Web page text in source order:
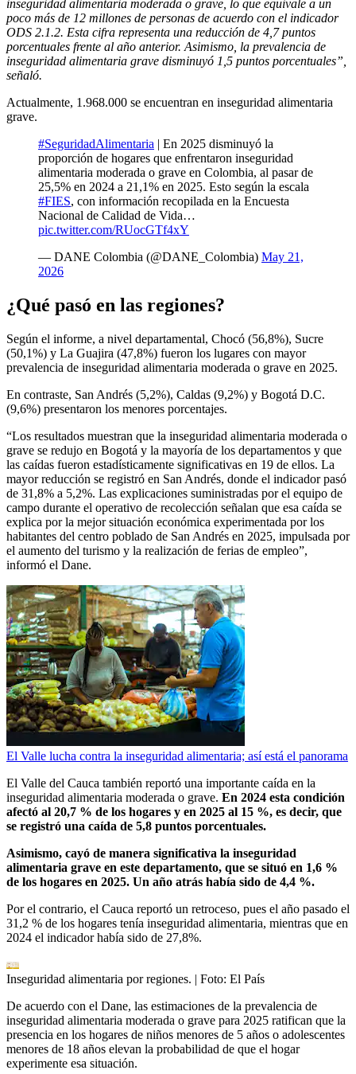
inseguridad alimentaria moderada o grave, lo que equivale a un
poco más de 12 millones de personas de acuerdo con el indicador
ODS 2.1.2. Esta cifra representa una reducción de 4,7 puntos
porcentuales frente al año anterior. Asimismo, la prevalencia de
inseguridad alimentaria grave disminuyó 1,5 puntos porcentuales”,
señaló.
Actualmente, 1.968.000 se encuentran en inseguridad alimentaria
grave.
#SeguridadAlimentaria | En 2025 disminuyó la
proporción de hogares que enfrentaron inseguridad
alimentaria moderada o grave en Colombia, al pasar de
25,5% en 2024 a 21,1% en 2025. Esto según la escala
#FIES, con información recopilada en la Encuesta
Nacional de Calidad de Vida…
pic.twitter.com/RUocGTf4xY
— DANE Colombia (@DANE_Colombia) May 21,
2026
¿Qué pasó en las regiones?
Según el informe, a nivel departamental, Chocó (56,8%), Sucre
(50,1%) y La Guajira (47,8%) fueron los lugares con mayor
prevalencia de inseguridad alimentaria moderada o grave en 2025.
En contraste, San Andrés (5,2%), Caldas (9,2%) y Bogotá D.C.
(9,6%) presentaron los menores porcentajes.
“Los resultados muestran que la inseguridad alimentaria moderada o
grave se redujo en Bogotá y la mayoría de los departamentos y que
las caídas fueron estadísticamente significativas en 19 de ellos. La
mayor reducción se registró en San Andrés, donde el indicador pasó
de 31,8% a 5,2%. Las explicaciones suministradas por el equipo de
campo durante el operativo de recolección señalan que esa caída se
explica por la mejor situación económica experimentada por los
habitantes del centro poblado de San Andrés en 2025, impulsada por
el aumento del turismo y la realización de ferias de empleo”,
informó el Dane.
El Valle lucha contra la inseguridad alimentaria; así está el panorama
El Valle del Cauca también reportó una importante caída en la
inseguridad alimentaria moderada o grave. En 2024 esta condición
afectó al 20,7 % de los hogares y en 2025 al 15 %, es decir, que
se registró una caída de 5,8 puntos porcentuales.
Asimismo, cayó de manera significativa la inseguridad
alimentaria grave en este departamento, que se situó en 1,6 %
de los hogares en 2025. Un año atrás había sido de 4,4 %.
Por el contrario, el Cauca reportó un retroceso, pues el año pasado el
31,2 % de los hogares tenía inseguridad alimentaria, mientras que en
2024 el indicador había sido de 27,8%.
Inseguridad alimentaria por regiones. | Foto: El País
De acuerdo con el Dane, las estimaciones de la prevalencia de
inseguridad alimentaria moderada o grave para 2025 ratifican que la
presencia en los hogares de niños menores de 5 años o adolescentes
menores de 18 años elevan la probabilidad de que el hogar
experimente esa situación.